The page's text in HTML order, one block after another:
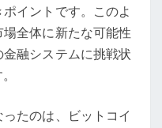
イントです。このよ
全体に新たな可能性
融システムに挑戦状
たのは、ビットコイ